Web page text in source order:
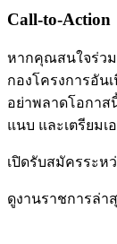
Call-to-Action
หากคุณสนใจร่วม
กองโครงการอัน
อย่าพลาดโอกาส
แนบ และเตรียม
เปิดรับสมัครระห
ดูงานราชการล่า